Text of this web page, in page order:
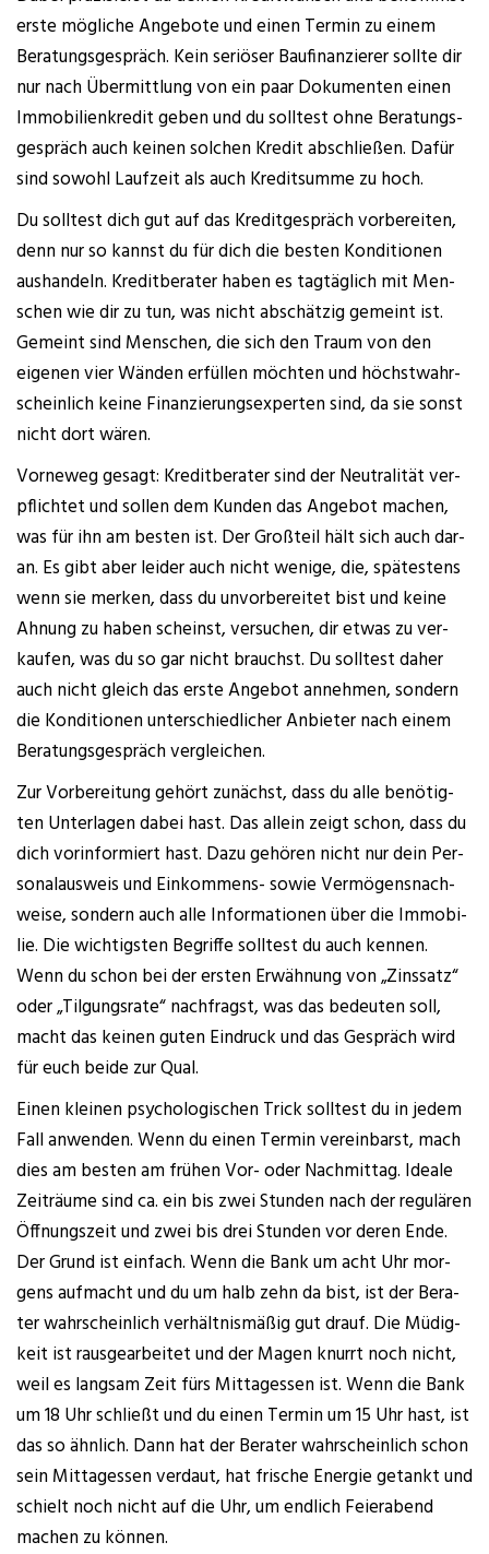
ers­te mög­li­che Ange­bo­te und einen Ter­min zu einem
Bera­tungs­ge­spräch. Kein seriö­ser Bau­fi­nan­zie­rer soll­te dir
nur nach Über­mitt­lung von ein paar Doku­men­ten einen
Immo­bi­li­en­kre­dit geben und du soll­test ohne Bera­tungs­
ge­spräch auch kei­nen sol­chen Kre­dit abschlie­ßen. Dafür
sind sowohl Lauf­zeit als auch Kre­dit­sum­me zu hoch.
Du soll­test dich gut auf das Kre­dit­ge­spräch vor­be­rei­ten,
denn nur so kannst du für dich die bes­ten Kon­di­tio­nen
aus­han­deln. Kre­dit­be­ra­ter haben es tag­täg­lich mit Men­
schen wie dir zu tun, was nicht abschät­zig gemeint ist.
Gemeint sind Men­schen, die sich den Traum von den
eige­nen vier Wän­den erfül­len möch­ten und höchst­wahr­
schein­lich kei­ne Finan­zie­rungs­exper­ten sind, da sie sonst
nicht dort wären.
Vor­ne­weg gesagt: Kre­dit­be­ra­ter sind der Neu­tra­li­tät ver­
pflich­tet und sol­len dem Kun­den das Ange­bot machen,
was für ihn am bes­ten ist. Der Groß­teil hält sich auch dar­
an. Es gibt aber lei­der auch nicht weni­ge, die, spä­tes­tens
wenn sie mer­ken, dass du unvor­be­rei­tet bist und kei­ne
Ahnung zu haben scheinst, ver­su­chen, dir etwas zu ver­
kau­fen, was du so gar nicht brauchst. Du soll­test daher
auch nicht gleich das ers­te Ange­bot anneh­men, son­dern
die Kon­di­tio­nen unter­schied­li­cher Anbie­ter nach einem
Bera­tungs­ge­spräch vergleichen.
Zur Vor­be­rei­tung gehört zunächst, dass du alle benö­tig­
ten Unter­la­gen dabei hast. Das allein zeigt schon, dass du
dich vor­in­for­miert hast. Dazu gehö­ren nicht nur dein Per­
so­nal­aus­weis und Ein­kom­mens- sowie Ver­mö­gens­nach­
wei­se, son­dern auch alle Infor­ma­tio­nen über die Immo­bi­
lie. Die wich­tigs­ten Begrif­fe soll­test du auch ken­nen.
Wenn du schon bei der ers­ten Erwäh­nung von „Zins­satz“
oder „Til­gungs­ra­te“ nach­fragst, was das bedeu­ten soll,
macht das kei­nen guten Ein­druck und das Gespräch wird
für euch bei­de zur Qual.
Einen klei­nen psy­cho­lo­gi­schen Trick soll­test du in jedem
Fall anwen­den. Wenn du einen Ter­min ver­ein­barst, mach
dies am bes­ten am frü­hen Vor- oder Nach­mit­tag. Idea­le
Zeit­räu­me sind ca. ein bis zwei Stun­den nach der regu­lä­ren
Öff­nungs­zeit und zwei bis drei Stun­den vor deren Ende.
Der Grund ist ein­fach. Wenn die Bank um acht Uhr mor­
gens auf­macht und du um halb zehn da bist, ist der Bera­
ter wahr­schein­lich ver­hält­nis­mä­ßig gut drauf. Die Müdig­
keit ist raus­ge­ar­bei­tet und der Magen knurrt noch nicht,
weil es lang­sam Zeit fürs Mit­tag­essen ist. Wenn die Bank
um 18 Uhr schließt und du einen Ter­min um 15 Uhr hast, ist
das so ähn­lich. Dann hat der Bera­ter wahr­schein­lich schon
sein Mit­tag­essen ver­daut, hat fri­sche Ener­gie getankt und
schielt noch nicht auf die Uhr, um end­lich Fei­er­abend
machen zu können.